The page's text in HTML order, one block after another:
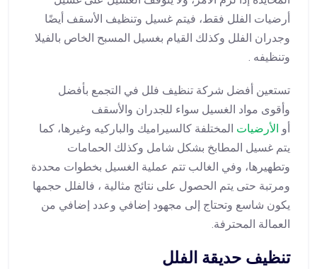
أرضيات الفلل فقط، فيتم غسيل وتنظيف الأسقف أيضًا
وجدران الفلل وكذلك القيام بغسيل المسبح الخاص بالفيلا
وتنظيفه .
تستعين أفضل شركة تنظيف فلل في التجمع بأفضل
وأقوى مواد الغسيل سواء للجدران والأسقف
أو الأرضيات المختلفة كالسيراميك والباركيه وغيرها، كما
يتم غسيل المطابخ بشكل شامل وكذلك الحمامات
وتطهيرها، وفي الغالب تتم عملية الغسيل بخطوات محددة
ومرتبة حتى يتم الحصول على نتائج مثالية ، فالفلل حجمها
يكون شاسع وتحتاج إلى مجهود إضافي وعدد إضافي من
العمالة المحترفة.
تنظيف حديقة الفلل